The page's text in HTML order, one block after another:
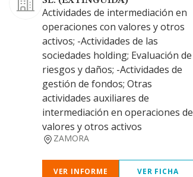
Actividades de intermediación en
operaciones con valores y otros
activos; -Actividades de las
sociedades holding; Evaluación de
riesgos y daños; -Actividades de
gestión de fondos; Otras
actividades auxiliares de
intermediación en operaciones de
valores y otros activos
ZAMORA
VER INFORME VER FICHA